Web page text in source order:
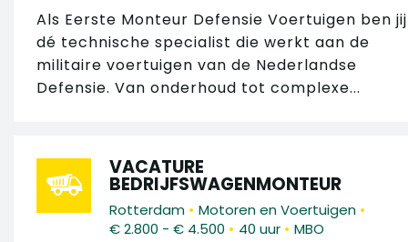
Als Eerste Monteur Defensie Voertuigen ben jij
dé technische specialist die werkt aan de
militaire voertuigen van de Nederlandse
Defensie. Van onderhoud tot complexe...
VACATURE
BEDRIJFSWAGENMONTEUR
Rotterdam • Motoren en Voertuigen •
€ 2.800 - € 4.500 • 40 uur • MBO